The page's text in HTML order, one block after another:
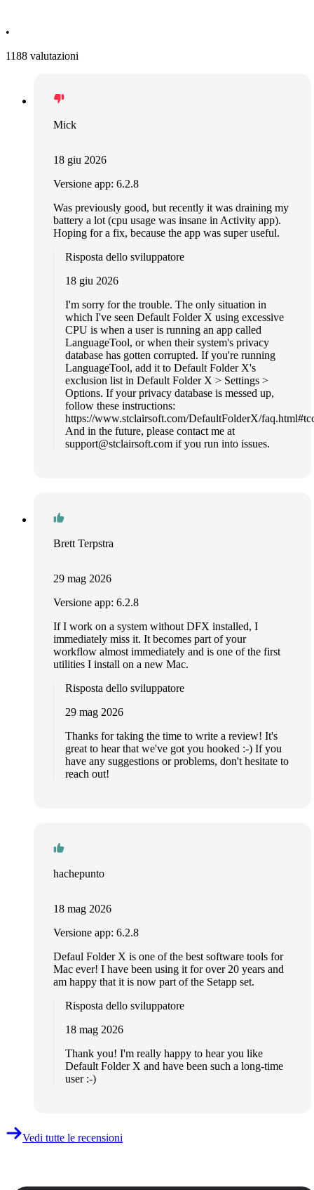
•
1188 valutazioni
Mick
18 giu 2026
Versione app: 6.2.8
Was previously good, but recently it was draining my
battery a lot (cpu usage was insane in Activity app).
Hoping for a fix, because the app was super useful.
Risposta dello sviluppatore
18 giu 2026
I'm sorry for the trouble. The only situation in
which I've seen Default Folder X using excessive
CPU is when a user is running an app called
LanguageTool, or when their system's privacy
database has gotten corrupted. If you're running
LanguageTool, add it to Default Folder X's
exclusion list in Default Folder X > Settings >
Options. If your privacy database is messed up,
follow these instructions:
https://www.stclairsoft.com/DefaultFolderX/
And in the future, please contact me at
support@stclairsoft.com if you run into issues.
Brett Terpstra
29 mag 2026
Versione app: 6.2.8
If I work on a system without DFX installed, I
immediately miss it. It becomes part of your
workflow almost immediately and is one of the first
utilities I install on a new Mac.
Risposta dello sviluppatore
29 mag 2026
Thanks for taking the time to write a review! It's
great to hear that we've got you hooked :-) If you
have any suggestions or problems, don't hesitate to
reach out!
hachepunto
18 mag 2026
Versione app: 6.2.8
Defaul Folder X is one of the best software tools for
Mac ever! I have been using it for over 20 years and
am happy that it is now part of the Setapp set.
Risposta dello sviluppatore
18 mag 2026
Thank you! I'm really happy to hear you like
Default Folder X and have been such a long-time
user :-)
Vedi tutte le recensioni